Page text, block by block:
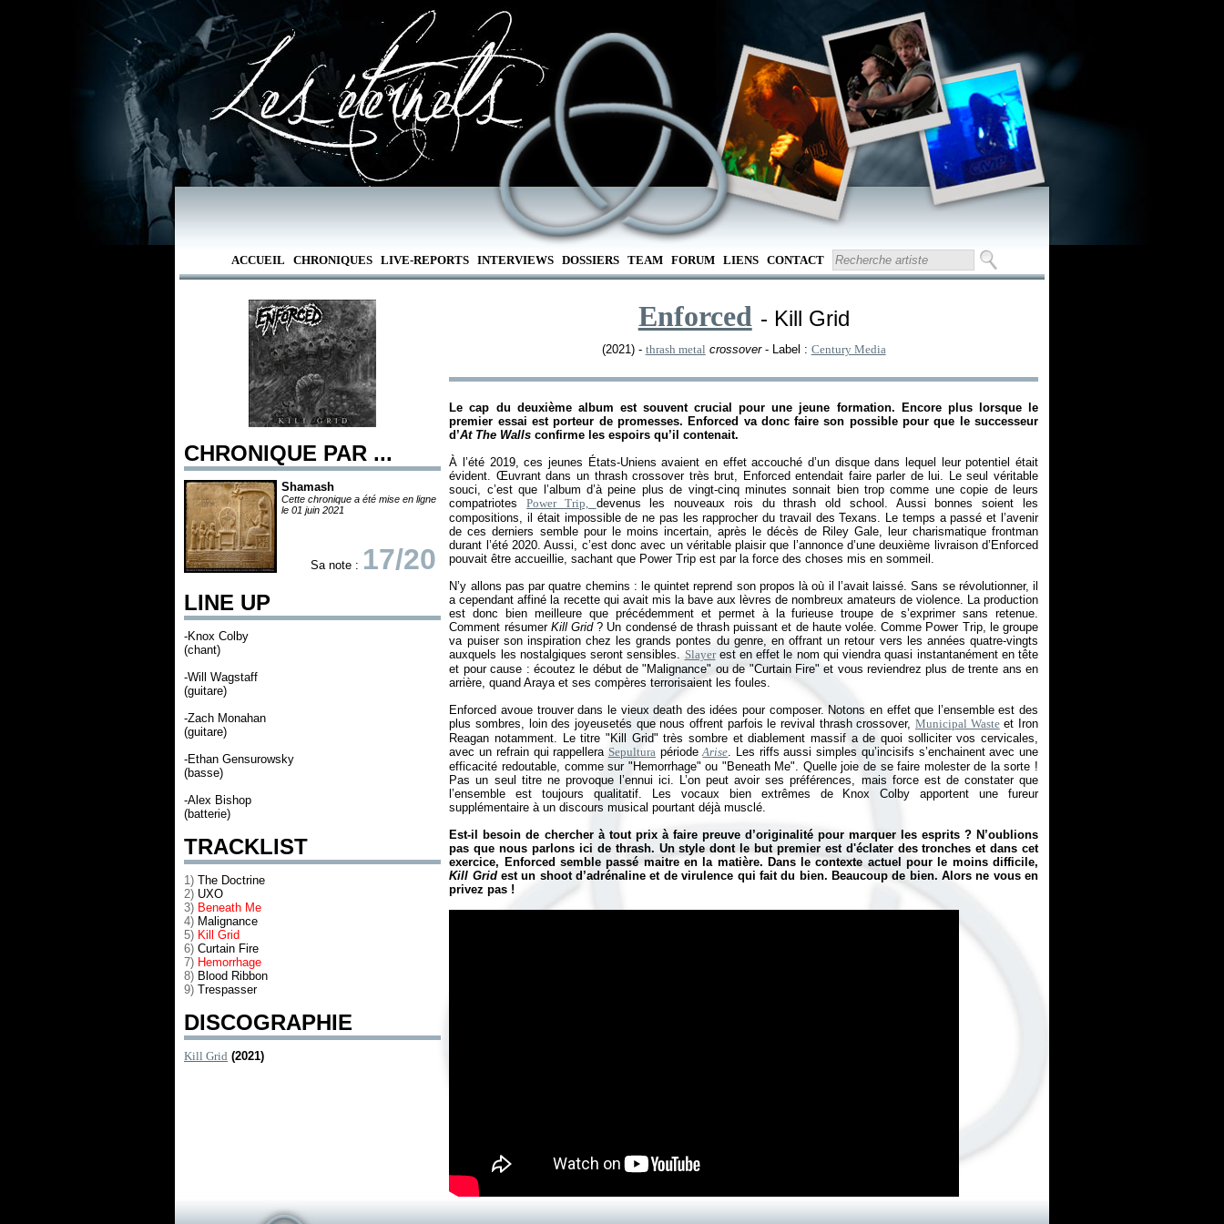
ACCUEIL CHRONIQUES LIVE-REPORTS INTERVIEWS DOSSIERS TEAM FORUM LIENS CONTACT
CHRONIQUE PAR ...
Shamash
Cette chronique a été mise en ligne
le 01 juin 2021
Sa note : 17/20
LINE UP
-Knox Colby
(chant)
-Will Wagstaff
(guitare)
-Zach Monahan
(guitare)
-Ethan Gensurowsky
(basse)
-Alex Bishop
(batterie)
TRACKLIST
1) The Doctrine
2) UXO
3) Beneath Me
4) Malignance
5) Kill Grid
6) Curtain Fire
7) Hemorrhage
8) Blood Ribbon
9) Trespasser
DISCOGRAPHIE
Kill Grid (2021)
Enforced - Kill Grid
(2021) - thrash metal crossover- Label : Century Media
Le cap du deuxième album est souvent crucial pour une jeune formation. Encore plus lorsque le
premier essai est porteur de promesses. Enforced va donc faire son possible pour que le successeur
d’At The Walls confirme les espoirs qu’il contenait.
À l’été 2019, ces jeunes États-Uniens avaient en effet accouché d’un disque dans lequel leur potentiel était
évident. Œuvrant dans un thrash crossover très brut, Enforced entendait faire parler de lui. Le seul véritable
souci, c’est que l’album d’à peine plus de vingt-cinq minutes sonnait bien trop comme une copie de leurs
compatriotesPower Trip, devenus les nouveaux rois du thrash old school. Aussi bonnes soient les
compositions, il était impossible de ne pas les rapprocher du travail des Texans. Le temps a passé et l’avenir
de ces derniers semble pour le moins incertain, après le décès de Riley Gale, leur charismatique frontman
durant l’été 2020. Aussi, c’est donc avec un véritable plaisir que l’annonce d’une deuxième livraison d’Enforced
pouvait être accueillie, sachant que Power Trip est par la force des choses mis en sommeil.
N’y allons pas par quatre chemins : le quintet reprend son propos là où il l’avait laissé. Sans se révolutionner, il
a cependant affiné la recette qui avait mis la bave aux lèvres de nombreux amateurs de violence. La production
est donc bien meilleure que précédemment et permet à la furieuse troupe de s’exprimer sans retenue.
Comment résumer Kill Grid? Un condensé de thrash puissant et de haute volée. Comme Power Trip, le groupe
va puiser son inspiration chez les grands pontes du genre, en offrant un retour vers les années quatre-vingts
auxquels les nostalgiques seront sensibles. Slayerest en effet le nom qui viendra quasi instantanément en tête
et pour cause : écoutez le début de "Malignance" ou de "Curtain Fire" et vous reviendrez plus de trente ans en
arrière, quand Araya et ses compères terrorisaient les foules.
Enforced avoue trouver dans le vieux death des idées pour composer. Notons en effet que l’ensemble est des
plus sombres, loin des joyeusetés que nous offrent parfois le revival thrash crossover,Municipal Wasteet Iron
Reagan notamment. Le titre "Kill Grid" très sombre et diablement massif a de quoi solliciter vos cervicales,
avec un refrain qui rappellera SepulturapériodeArise. Les riffs aussi simples qu’incisifs s’enchainent avec une
efficacité redoutable, comme sur "Hemorrhage" ou "Beneath Me". Quelle joie de se faire molester de la sorte !
Pas un seul titre ne provoque l’ennui ici. L’on peut avoir ses préférences, mais force est de constater que
l’ensemble est toujours qualitatif. Les vocaux bien extrêmes de Knox Colby apportent une fureur
supplémentaire à un discours musical pourtant déjà musclé.
Est-il besoin de chercher à tout prix à faire preuve d’originalité pour marquer les esprits ? N’oublions
pas que nous parlons ici de thrash. Un style dont le but premier est d'éclater des tronches et dans cet
exercice, Enforced semble passé maitre en la matière. Dans le contexte actuel pour le moins difficile,
Kill Gridest un shoot d’adrénaline et de virulence qui fait du bien. Beaucoup de bien. Alors ne vous en
privez pas !